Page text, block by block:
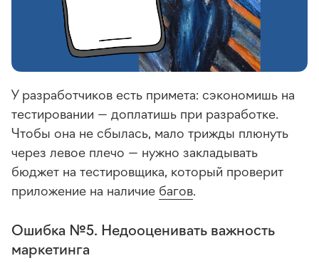
У разработчиков есть примета: сэкономишь на
тестировании — доплатишь при разработке.
Чтобы она не сбылась, мало трижды плюнуть
через левое плечо — нужно закладывать
бюджет на тестировщика, который проверит
приложение на наличие багов.
Ошибка №5. Недооценивать важность
маркетинга